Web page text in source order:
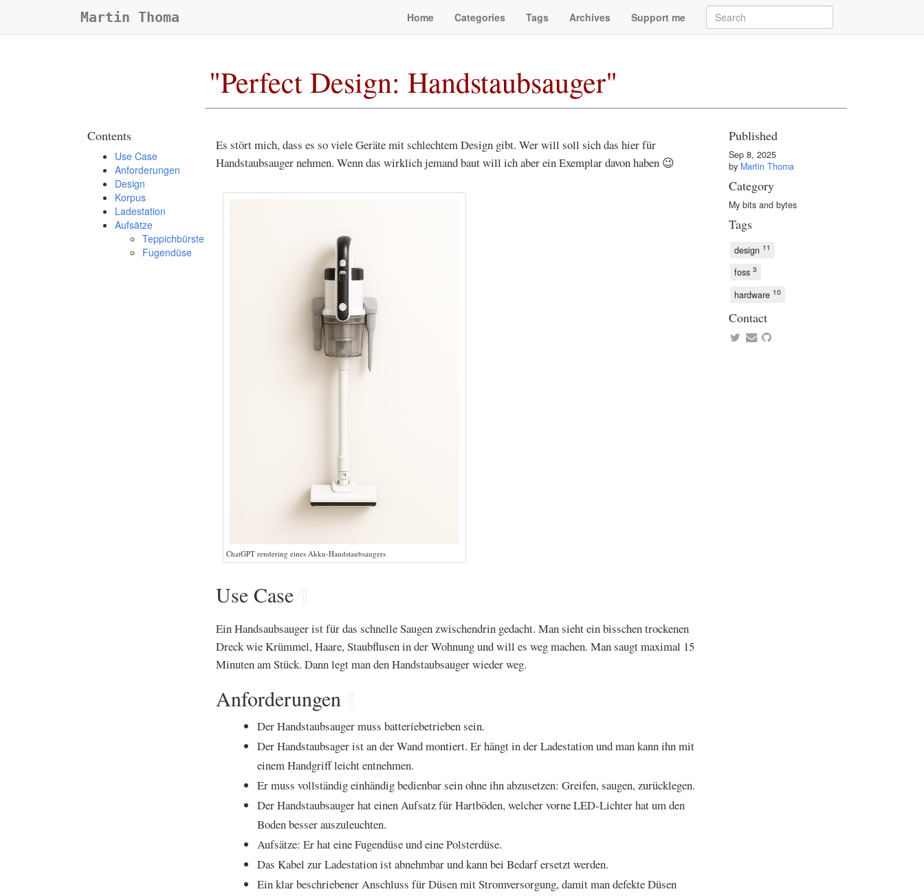
Martin Thoma Home Categories Tags Archives Support me
"Perfect Design: Handstaubsauger"
Contents
Use Case
Anforderungen
Design
Korpus
Ladestation
Aufsätze
Teppichbürste
Fugendüse
Es stört mich, dass es so viele Geräte mit schlechtem Design gibt. Wer will soll sich das hier für
Handstaubsauger nehmen. Wenn das wirklich jemand baut will ich aber ein Exemplar davon haben 😉
ChatGPT rendering eines Akku-Handstaubsaugers
Use Case¶
Ein Handsaubsauger ist für das schnelle Saugen zwischendrin gedacht. Man sieht ein bisschen trockenen
Dreck wie Krümmel, Haare, Staubflusen in der Wohnung und will es weg machen. Man saugt maximal 15
Minuten am Stück. Dann legt man den Handstaubsauger wieder weg.
Anforderungen¶
Der Handstaubsauger muss batteriebetrieben sein.
Der Handstaubsager ist an der Wand montiert. Er hängt in der Ladestation und man kann ihn mit
einem Handgriff leicht entnehmen.
Er muss vollständig einhändig bedienbar sein ohne ihn abzusetzen: Greifen, saugen, zurücklegen.
Der Handstaubsauger hat einen Aufsatz für Hartböden, welcher vorne LED-Lichter hat um den
Boden besser auszuleuchten.
Aufsätze: Er hat eine Fugendüse und eine Polsterdüse.
Das Kabel zur Ladestation ist abnehmbar und kann bei Bedarf ersetzt werden.
Ein klar beschriebener Anschluss für Düsen mit Stromversorgung, damit man defekte Düsen
Published
Sep 8, 2025
by Martin Thoma
Category
My bits and bytes
Tags
design 11
foss3
hardware 10
Contact